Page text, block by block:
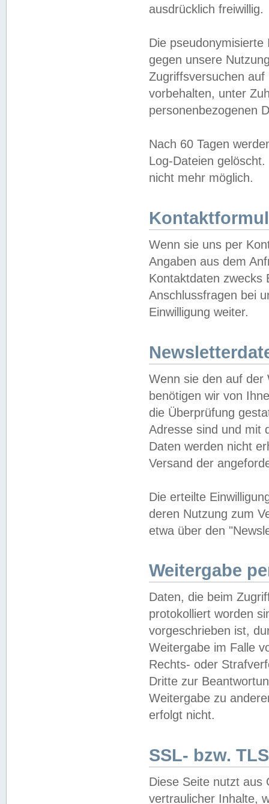
ausdrücklich freiwillig.
Die
gegen unsere
Zugriffsversuchen
vorbehalten, unter
personenbezogenen
Nach 60 Tagen
Log-Dateien
nicht mehr möglich.
Wenn sie uns per
Angaben aus dem
Kontaktdaten zwecks
Anschlussfragen bei
Einwilligung weiter.
Wenn sie den auf der
benötigen wir von
die Überprüfung
Adresse sind und mit
Daten werden nicht
Versand der
Die erteilte
deren Nutzung zum
etwa über den
Weitergabe
Daten, die beim
protokolliert worden
vorgeschrieben ist,
Weitergabe im Falle
Rechts- oder
Dritte zur
Weitergabe zu
erfolgt nicht.
SSL- bzw.
Diese Seite nutzt aus
vertraulicher Inhalte,